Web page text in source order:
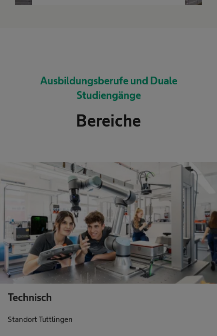
Ausbildungsberufe und Duale
Studiengänge
Bereiche
Technisch
Standort Tuttlingen